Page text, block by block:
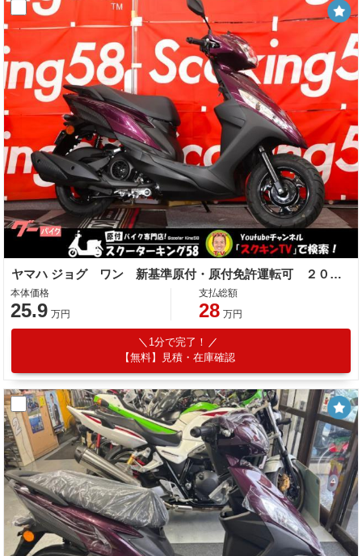
ヤマハ ジョグ ワン 新基準原付・原付免許運転可 ２０２６最新モデル
本体価格
25.9 万円
支払総額
28 万円
1分で完了！
【無料】見積・在庫確認